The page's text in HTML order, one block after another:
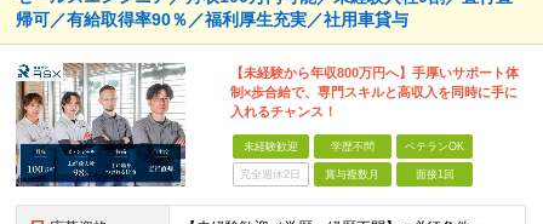
帰可／有給取得率90％／福利厚生充実／社用車貸与
【未経験から年収800万円へ】手厚いサポート体
制×歩合給で、専門スキルと高収入を同時に手に
入れるチャンス！
未経験歓迎 学歴不問 ベテランOK
完全週休2日 賞与複数月 面接1回